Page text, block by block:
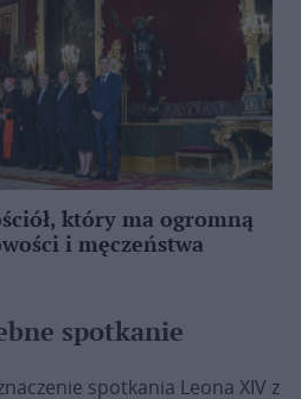
który ma ogromną
i męczeństwa
spotkanie
spotkania Leona XIV z